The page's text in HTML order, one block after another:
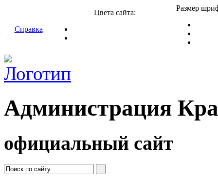
Справка
Цвета сайта:
Размер
Администрация
официальный сайт